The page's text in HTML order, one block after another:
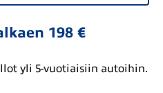
198 €
yli 5-vuotiaisiin autoihin.